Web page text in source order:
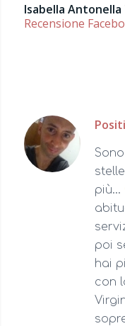
Isabella
Recensione
più…
poi
hai
con